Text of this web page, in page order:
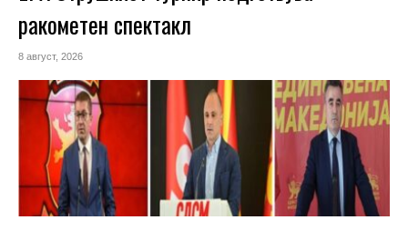
ракометен спектакл
8 август, 2026